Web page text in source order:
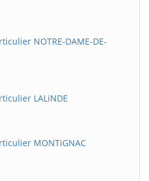
NOTRE-DAME-DE-
LALiNDE
MONTiGNAC